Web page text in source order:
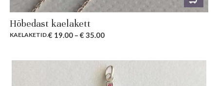
Hõbedast kaelakett
KAELAKETID.€ 19.00 – € 35.00